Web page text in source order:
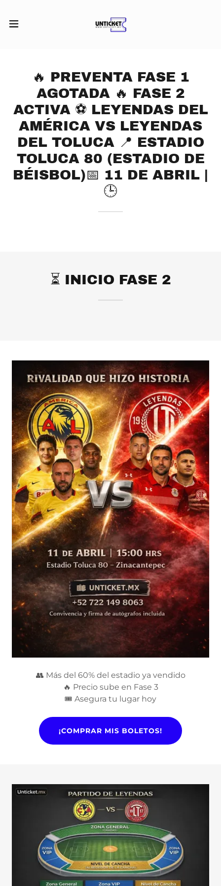
🔥 PREVENTA FASE 1
AGOTADA 🔥 FASE 2
ACTIVA ⚽ LEYENDAS DEL
AMÉRICA VS LEYENDAS
DEL TOLUCA 📍 ESTADIO
TOLUCA 80 (ESTADIO DE
BÉISBOL)📅 11 DE ABRIL |
🕒
⏳ INICIO FASE 2
👥 Más del 60% del estadio ya vendido
🔥 Precio sube en Fase 3
🎟 Asegura tu lugar hoy
¡COMPRAR MIS BOLETOS!